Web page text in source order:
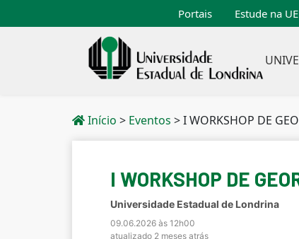
Portais Estude na
Início > Eventos >I WORKSHOP DE
I WORKSHOP DE
Universidade Estadual de Londrina
09.06.2026 às 12h00
atualizado 2 meses atrás